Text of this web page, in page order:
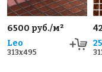
6500 руб./м²
Leo
313x495